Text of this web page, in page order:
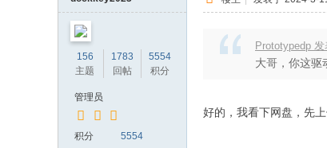
156
主题
1783
回帖
5554
积分
管理员
积分 5554
Prototypedp
大哥，你这驱
好的，我看下网盘，先